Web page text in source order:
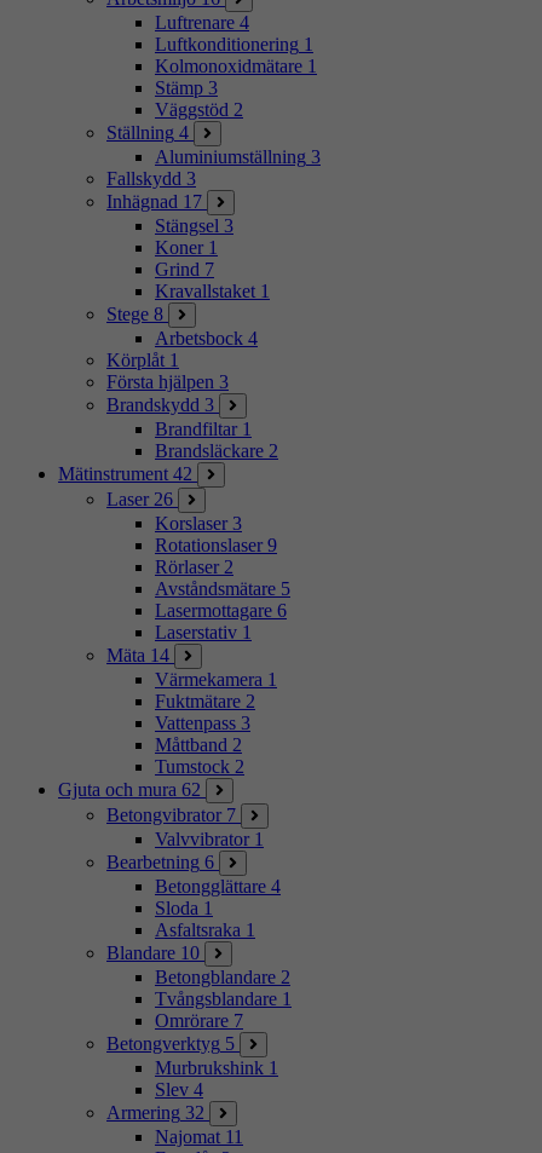
Luftrenare 4
Luftkonditionering 1
Kolmonoxidmätare 1
Stämp 3
Väggstöd 2
Ställning 4
Aluminiumställning 3
Fallskydd 3
Inhägnad 17
Stängsel 3
Koner 1
Grind 7
Kravallstaket 1
Stege 8
Arbetsbock 4
Körplåt 1
Första hjälpen 3
Brandskydd 3
Brandfiltar 1
Brandsläckare 2
Mätinstrument 42
Laser 26
Korslaser 3
Rotationslaser 9
Rörlaser 2
Avståndsmätare 5
Lasermottagare 6
Laserstativ 1
Mäta 14
Värmekamera 1
Fuktmätare 2
Vattenpass 3
Måttband 2
Tumstock 2
Gjuta och mura 62
Betongvibrator 7
Valvvibrator 1
Bearbetning 6
Betongglättare 4
Sloda 1
Asfaltsraka 1
Blandare 10
Betongblandare 2
Tvångsblandare 1
Omrörare 7
Betongverktyg 5
Murbrukshink 1
Slev 4
Armering 32
Najomat 11